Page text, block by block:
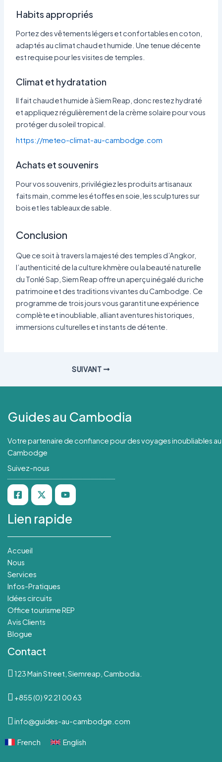
Habits appropriés
Portez des vêtements légers et confortables en coton,
adaptés au climat chaud et humide. Une tenue décente
est requise pour les visites de temples.
Climat et hydratation
Il fait chaud et humide à Siem Reap, donc restez hydraté
et appliquez régulièrement de la crème solaire pour vous
protéger du soleil tropical.
https://meteo-climat-au-cambodge.com
Achats et souvenirs
Pour vos souvenirs, privilégiez les produits artisanaux
faits main, comme les étoffes en soie, les sculptures sur
bois et les tableaux de sable.
Conclusion
Que ce soit à travers la majesté des temples d’Angkor,
l’authenticité de la culture khmère ou la beauté naturelle
du Tonlé Sap, Siem Reap offre un aperçu inégalé du riche
patrimoine et des traditions vivantes du Cambodge. Ce
programme de trois jours vous garantit une expérience
complète et inoubliable, alliant aventures historiques,
immersions culturelles et instants de détente.
SUIVANT
Guides au Cambodia
Votre partenaire de confiance pour des voyages inoubliables au
Cambodge
Suivez-nous
Lien rapide
Accueil
Nous
Services
Infos-Pratiques
Idées circuits
Office tourisme REP
Avis Clients
Blogue
Contact
123 Main Street, Siemreap, Cambodia.
+855 (0) 92 21 00 63
info@guides-au-cambodge.com
French English